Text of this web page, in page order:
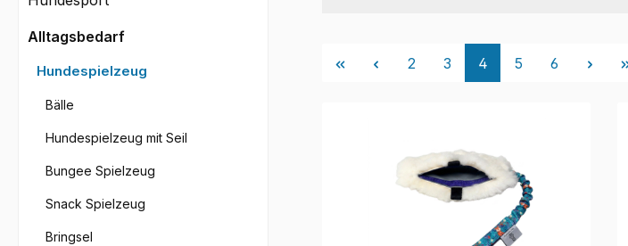
Alltagsbedarf
Hundespielzeug
Bälle
Hundespielzeug mit Seil
Bungee Spielzeug
Snack Spielzeug
Bringsel
Seite
2 Seite
3 Seite
4 Seite
5 Seite
6